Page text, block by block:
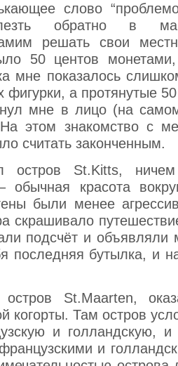
слово
обратно в
решать свои
50 центов
мне показалось
фигурки, а протянутые
мне в лицо (на
этом знакомство с
считать законченным.
остров St.Kitts,
обычная красота
были менее
скрашивало
подсчёт и объявляли
последняя бутылка, и
St.Maarten,
когорты. Там остров
и голландскую, и
и